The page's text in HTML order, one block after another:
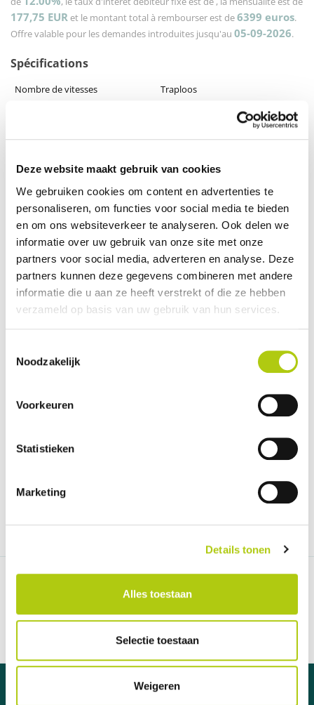
Deze website maakt gebruik van cookies
We gebruiken cookies om content en advertenties te
personaliseren, om functies voor social media te bieden
en om ons websiteverkeer te analyseren. Ook delen we
informatie over uw gebruik van onze site met onze
partners voor social media, adverteren en analyse. Deze
partners kunnen deze gegevens combineren met andere
informatie die u aan ze heeft verstrekt of die ze hebben
verzameld op basis van uw gebruik van hun services.
Noodzakelijk
Voorkeuren
Statistieken
Marketing
Details tonen
Alles toestaan
Selectie toestaan
Weigeren
177,75 EURet le montant total à rembourser est de6399 euros.
Offre valable pour les demandes introduites jusqu'au 05-09-2026.
Spécifications
Nombre de vitesses
Traploos
Types de cadres
Dames
Batterie
nombre de postes
5
Puissance
Tot 250 Watt
rayon d'action
Tot 200 KM
Afficher
Bosch Kiox
Bosch PowerTube 625
Description
Avis des clients kalkhoff image 5
excite+ abs - lady
Communication claire et ouverte
Livraison en 1 semaine
Distributeur officiel des marques A